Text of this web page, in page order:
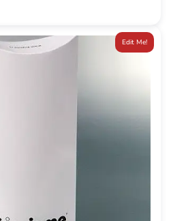
Edit Me!